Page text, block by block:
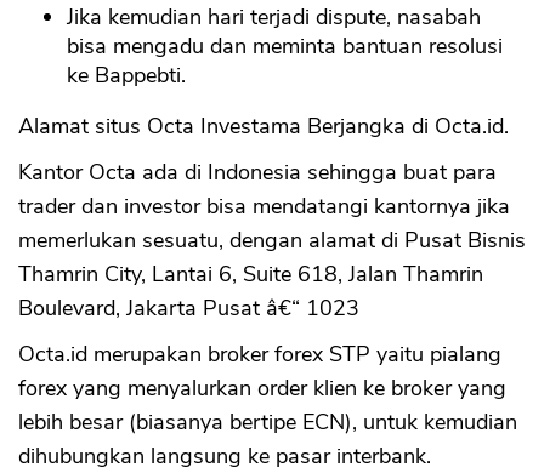
Jika kemudian hari terjadi dispute, nasabah
bisa mengadu dan meminta bantuan resolusi
ke Bappebti.
Alamat situs Octa Investama Berjangka di Octa.id.
Kantor Octa ada di Indonesia sehingga buat para
trader dan investor bisa mendatangi kantornya jika
memerlukan sesuatu, dengan alamat di Pusat Bisnis
Thamrin City, Lantai 6, Suite 618, Jalan Thamrin
Boulevard, Jakarta Pusat â€“ 1023
Octa.id merupakan broker forex STP yaitu pialang
forex yang menyalurkan order klien ke broker yang
lebih besar (biasanya bertipe ECN), untuk kemudian
dihubungkan langsung ke pasar interbank.